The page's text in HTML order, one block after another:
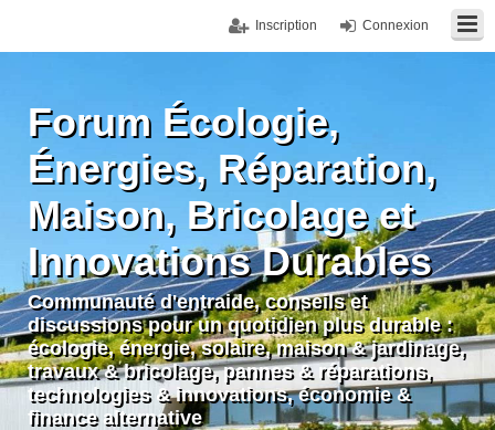
Connexion
Inscription
Forum Écologie,
Énergies, Réparation,
Maison, Bricolage et
Innovations Durables
Communauté d'entraide, conseils et
discussions pour un quotidien plus durable :
écologie, énergie, solaire, maison & jardinage,
travaux & bricolage, pannes & réparations,
technologies & innovations, économie &
finance alternative